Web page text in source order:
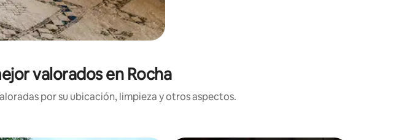
valorados en Rocha
por su ubicación, limpieza y otros aspectos.